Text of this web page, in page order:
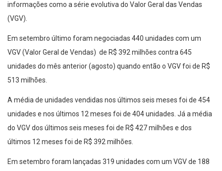
informações como a série evolutiva do Valor Geral das Vendas
(VGV).
Em setembro último foram negociadas 440 unidades com um
VGV (Valor Geral de Vendas) de R$ 392 milhões contra 645
unidades do mês anterior (agosto) quando então o VGV foi de R$
513 milhões.
A média de unidades vendidas nos últimos seis meses foi de 454
unidades e nos últimos 12 meses foi de 404 unidades. Já a média
do VGV dos últimos seis meses foi de R$ 427 milhões e dos
últimos 12 meses foi de R$ 392 milhões.
Em setembro foram lançadas 319 unidades com um VGV de 188